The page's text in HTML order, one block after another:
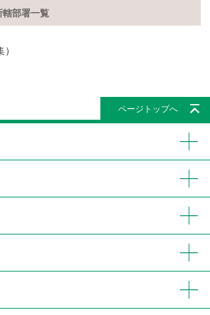
部署一覧
ページトップへ